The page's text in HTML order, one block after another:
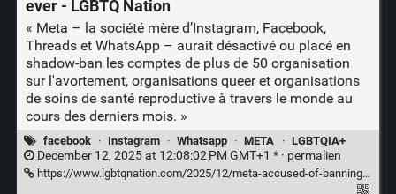
ever - LGBTQ Nation
« Meta – la société mère d’Instagram, Facebook,
Threads et WhatsApp – aurait désactivé ou placé en
shadow-ban les comptes de plus de 50 organisation
sur l'avortement, organisations queer et organisations
de soins de santé reproductive à travers le monde au
cours des derniers mois. »
facebook · Instagram · Whatsapp · META · LGBTQIA+
December 12, 2025 at 12:08:02 PM GMT+1 * · permalien
https://www.lgbtqnation.com/2025/12/meta-accused-of-banning-lgbtq-accounts-in-one-of-its-biggest-waves-of-censorship-ever/